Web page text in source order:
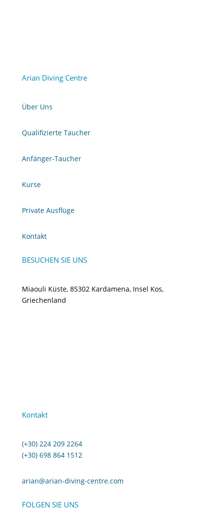
Arian Diving Centre
Über Uns
Qualifizierte Taucher
Anfänger-Taucher
Kurse
Private Ausflüge
Kontakt
BESUCHEN SIE UNS
Miaouli Küste, 85302 Kardamena, Insel Kos,
Griechenland
Kontakt
(+30) 224 209 2264
(+30) 698 864 1512
arian@arian-diving-centre.com
FOLGEN SIE UNS